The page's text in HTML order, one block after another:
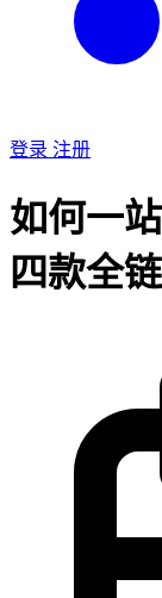
登录 注册
如何一
四款全